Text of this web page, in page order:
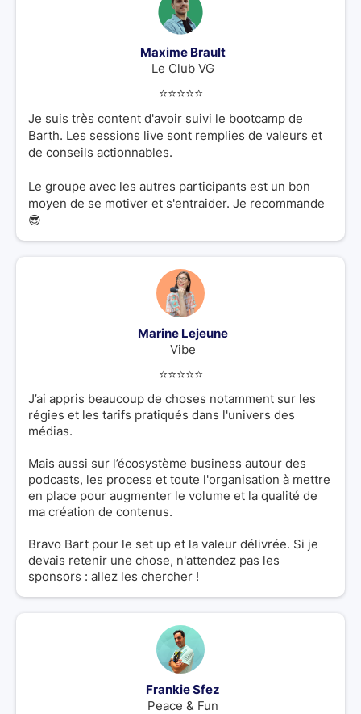
Maxime Brault
Le Club VG
⭐️⭐️⭐️⭐️⭐️
Je suis très content d'avoir suivi le bootcamp de
Barth. Les sessions live sont remplies de valeurs et
de conseils actionnables.
Le groupe avec les autres participants est un bon
moyen de se motiver et s'entraider. Je recommande
😎
Marine Lejeune
Vibe
⭐️⭐️⭐️⭐️⭐️
J’ai appris beaucoup de choses notamment sur les
régies et les tarifs pratiqués dans l'univers des
médias.
Mais aussi sur l’écosystème business autour des
podcasts, les process et toute l'organisation à mettre
en place pour augmenter le volume et la qualité de
ma création de contenus.
Bravo Bart pour le set up et la valeur délivrée. Si je
devais retenir une chose, n'attendez pas les
sponsors : allez les chercher !
Frankie Sfez
Peace & Fun